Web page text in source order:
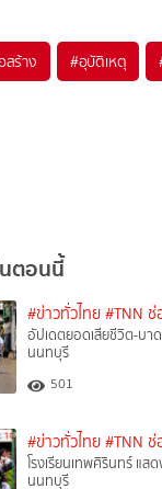
สร้าง #อุบัติเหตุ
ตอนนี้
#ข่าวทั่วไทย #TNN
อัปเดตยอดเสียชีวิต-บาด
นนทบุรี
501
#ข่าวทั่วไทย #TNN
โรงเรียนเทพศิรินทร์ แส
นนทบุรี